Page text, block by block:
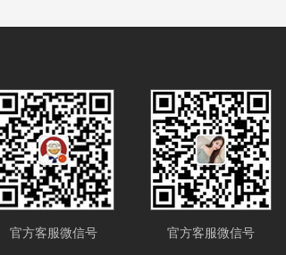
官方客服微信号 官方客服微信号